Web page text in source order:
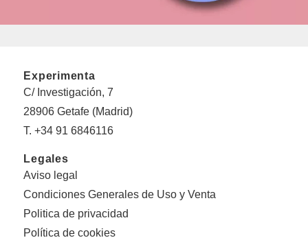
Experimenta
C/ Investigación, 7
28906 Getafe (Madrid)
T. +34 91 6846116
Legales
Aviso legal
Condiciones Generales de Uso y Venta
Politica de privacidad
Política de cookies